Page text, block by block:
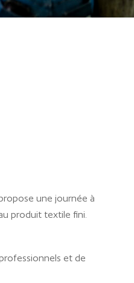
une journée à
produit textile fini.
et de